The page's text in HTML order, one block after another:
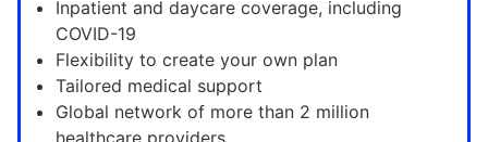
Inpatient and daycare coverage, including
COVID-19
Flexibility to create your own plan
Tailored medical support
Global network of more than 2 million